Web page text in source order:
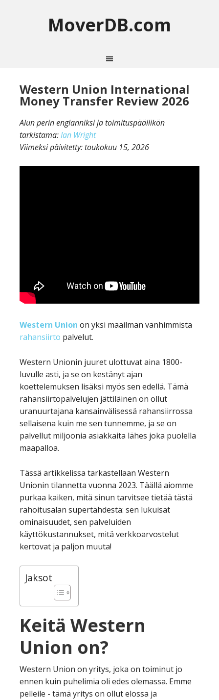
MoverDB.com
Western Union International
Money Transfer Review 2026
Alun perin englanniksi ja toimituspäällikön
tarkistama:Ian Wright
Viimeksi päivitetty:toukokuu 15, 2026
Western Union on yksi maailman vanhimmista
rahansiirto palvelut.
Western Unionin juuret ulottuvat aina 1800-
luvulle asti, ja se on kestänyt ajan
koettelemuksen lisäksi myös sen edellä. Tämä
rahansiirtopalvelujen jättiläinen on ollut
uranuurtajana kansainvälisessä rahansiirrossa
sellaisena kuin me sen tunnemme, ja se on
palvellut miljoonia asiakkaita lähes joka puolella
maapalloa.
Tässä artikkelissa tarkastellaan Western
Unionin tilannetta vuonna 2023. Täällä aiomme
purkaa kaiken, mitä sinun tarvitsee tietää tästä
rahoitusalan supertähdestä: sen lukuisat
ominaisuudet, sen palveluiden
käyttökustannukset, mitä verkkoarvostelut
kertovat ja paljon muuta!
Jaksot
Keitä Western
Union on?
Western Union on yritys, joka on toiminut jo
ennen kuin puhelimia oli edes olemassa. Emme
pelleile - tämä yritys on ollut elossa ja